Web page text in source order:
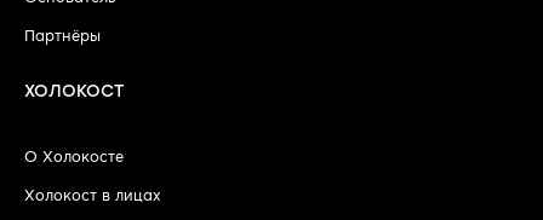
Партнёры
ХОЛОКОСТ
О Холокосте
Холокост в лицах